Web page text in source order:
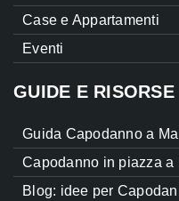
Case e Appartamenti
Eventi
GUIDE E RISORSE
Guida Capodanno a
Capodanno in piazza a
Blog: idee per